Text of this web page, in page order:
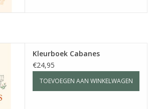
Kleurboek Cabanes
€24,95
TOEVOEGEN AAN WINKELWAGEN